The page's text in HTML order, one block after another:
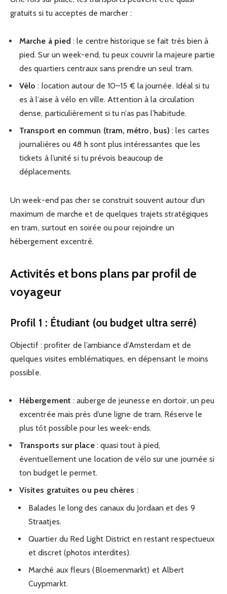
gratuits si tu acceptes de marcher :
Marche à pied : le centre historique se fait très bien à
pied. Sur un week-end, tu peux couvrir la majeure partie
des quartiers centraux sans prendre un seul tram.
Vélo : location autour de 10–15 € la journée. Idéal si tu
es à l’aise à vélo en ville. Attention à la circulation
dense, particulièrement si tu n’as pas l’habitude.
Transport en commun (tram, métro, bus) : les cartes
journalières ou 48 h sont plus intéressantes que les
tickets à l’unité si tu prévois beaucoup de
déplacements.
Un week-end pas cher se construit souvent autour d’un
maximum de marche et de quelques trajets stratégiques
en tram, surtout en soirée ou pour rejoindre un
hébergement excentré.
Activités et bons plans par profil de
voyageur
Profil 1 : Étudiant (ou budget ultra serré)
Objectif : profiter de l’ambiance d’Amsterdam et de
quelques visites emblématiques, en dépensant le moins
possible.
Hébergement : auberge de jeunesse en dortoir, un peu
excentrée mais près d’une ligne de tram. Réserve le
plus tôt possible pour les week-ends.
Transports sur place: quasi tout à pied,
éventuellement une location de vélo sur une journée si
ton budget le permet.
Visites gratuites ou peu chères :
Balades le long des canaux du Jordaan et des 9
Straatjes.
Quartier du Red Light District en restant respectueux
et discret (photos interdites).
Marché aux fleurs (Bloemenmarkt) et Albert
Cuypmarkt.